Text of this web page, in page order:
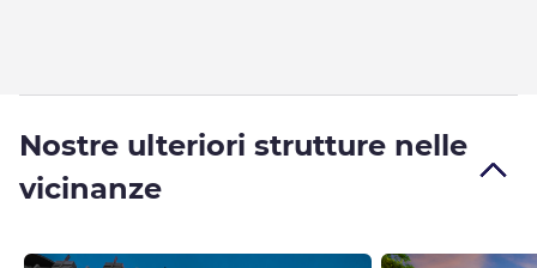
Nostre ulteriori strutture nelle
vicinanze